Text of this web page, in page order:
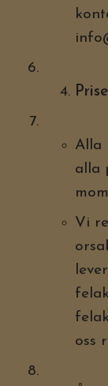
Alla
alla
Vi
oss